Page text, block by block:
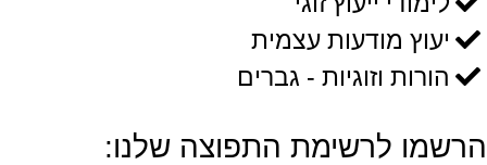
יעוץ מודעות עצמית
הורות וזוגיות - גברים
הרשמו לרשימת התפוצה שלנו: